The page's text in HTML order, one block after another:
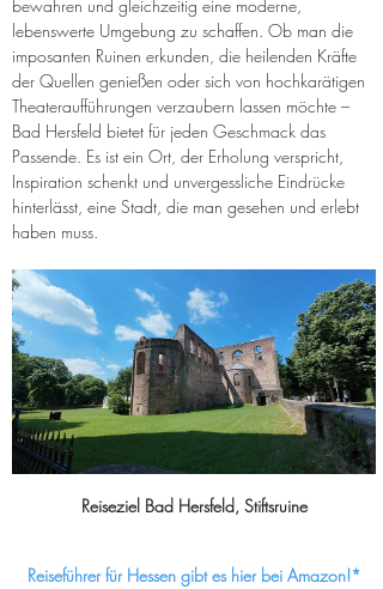
bewahren und gleichzeitig eine moderne,
lebenswerte Umgebung zu schaffen. Ob man die
imposanten Ruinen erkunden, die heilenden Kräfte
der Quellen genießen oder sich von hochkarätigen
Theateraufführungen verzaubern lassen möchte –
Bad Hersfeld bietet für jeden Geschmack das
Passende. Es ist ein Ort, der Erholung verspricht,
Inspiration schenkt und unvergessliche Eindrücke
hinterlässt, eine Stadt, die man gesehen und erlebt
haben muss.
Reiseziel Bad Hersfeld, Stiftsruine
Reiseführer für Hessen gibt es hier bei Amazon!*